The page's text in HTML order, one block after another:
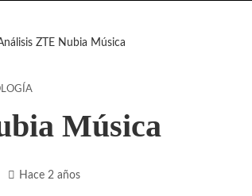
ZTE Nubia Música
Música
Hace 2 años